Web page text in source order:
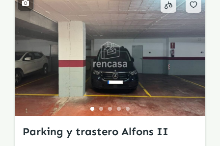
Parking y trastero Alfons II